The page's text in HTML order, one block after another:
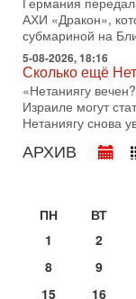
с каждым днем.
отменил решение
30-07-2026, 16:54
Покупатель
запретить
Вокруг
разгорается
30-07-2026, 08:16
Трамп готовит
Президент США
возможность
после ракетной
29-07-2026, 18:28
Израиль меняет
В эфире
АХИ «Дракон»,
субмариной на
5-08-2026, 18:16
Сколько ещё
«Нетаниягу
Израиле могут
Нетаниягу снова
АРХИВ
ПН
ВТ
1
2
8
9
15
16